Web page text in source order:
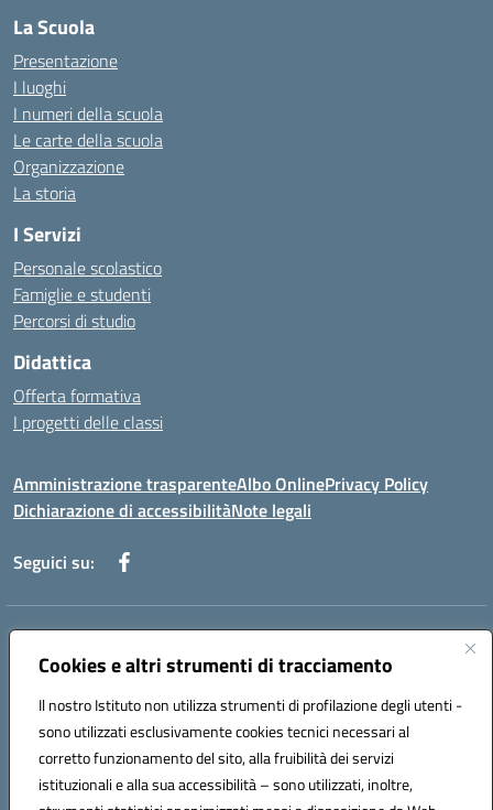
Cookies e altri strumenti di tracciamento
Il nostro Istituto non utilizza strumenti di profilazione degli utenti -
sono utilizzati esclusivamente cookies tecnici necessari al
corretto funzionamento del sito, alla fruibilità dei servizi
istituzionali e alla sua accessibilità – sono utilizzati, inoltre,
La Scuola
Presentazione
I luoghi
I numeri della scuola
Le carte della scuola
Organizzazione
La storia
I Servizi
Personale scolastico
Famiglie e studenti
Percorsi di studio
Didattica
Offerta formativa
I progetti delle classi
Amministrazione trasparenteAlbo OnlinePrivacy Policy
Dichiarazione di accessibilitàNote legali
Seguici su:
Indirizzo:
Centralino:+39 0965 78 12 60 Email:rcic841003@istruzione.it
Codice fiscale: 92034530805
Codice meccanografico:
rcic841003
Codice Indice delle Pubbliche Amministrazioni (IPA): istsc_rcic841003